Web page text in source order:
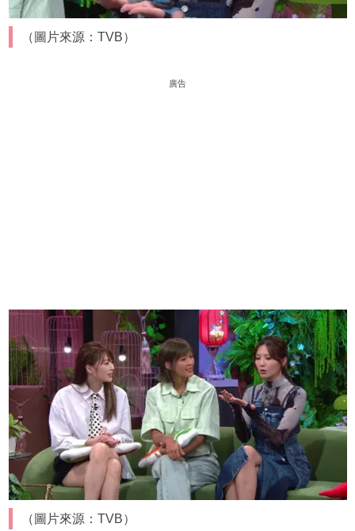
（圖片來源：TVB）
廣告
（圖片來源：TVB）